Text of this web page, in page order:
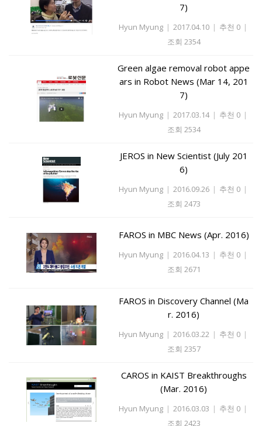
7)
Hyun Myung | 2017.04.10 | 추천 0 |
조회 2354
Green algae removal robot appe
ars in Robot News (Mar 14, 201
7)
Hyun Myung | 2017.03.14 | 추천 0 |
조회 2534
JEROS in New Scientist (July 201
6)
Hyun Myung | 2016.09.26 | 추천 0 |
조회 2473
FAROS in MBC News (Apr. 2016)
Hyun Myung | 2016.04.13 | 추천 0 |
조회 2671
FAROS in Discovery Channel (Ma
r. 2016)
Hyun Myung | 2016.03.22 | 추천 0 |
조회 2357
CAROS in KAIST Breakthroughs
(Mar. 2016)
Hyun Myung | 2016.03.03 | 추천 0 |
조회 2423